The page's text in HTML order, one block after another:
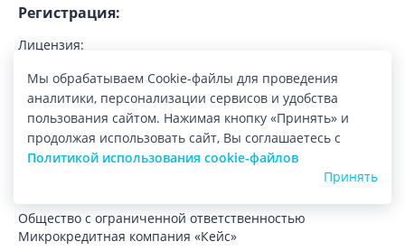
Регистрация:
Лицензия:
Регистрационный номер:
2404205010052
График рассмотрения заявок:
нет данных
Общество с ограниченной ответственностью
Микрокредитная компания «Кейс»
Мы обрабатываем Cookie-файлы для проведения
аналитики, персонализации сервисов и удобства
пользования сайтом. Нажимая кнопку «Принять» и
продолжая использовать сайт, Вы соглашаетесь с
Политикой использования cookie-файлов
Принять